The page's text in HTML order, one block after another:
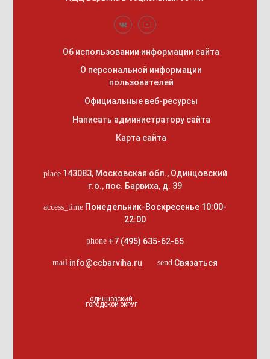
Об использовании информации сайта
О персональной информации
пользователей
Официальные веб-ресурсы
Написать администратору сайта
Карта сайта
place 143083, Московская обл., Одинцовский
г.о., пос. Барвиха, д. 39
access_time Понедельник-Воскресенье 10:00-
22:00
phone +7 (495) 635-62-65
mail info@ccbarviha.ru send Связаться
ОДИНЦОВСКИЙ
ГОРОДСКОЙ ОКРУГ